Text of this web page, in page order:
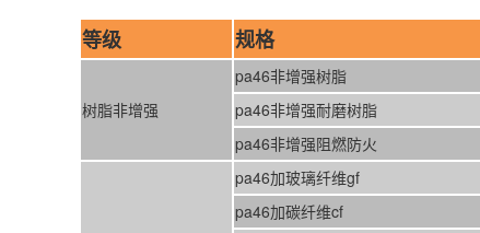
等级 规格
树脂非增强
pa46非增强树脂
pa46非增强耐磨树脂
pa46非增强阻燃防火
pa46加玻璃纤维gf
pa46加碳纤维cf